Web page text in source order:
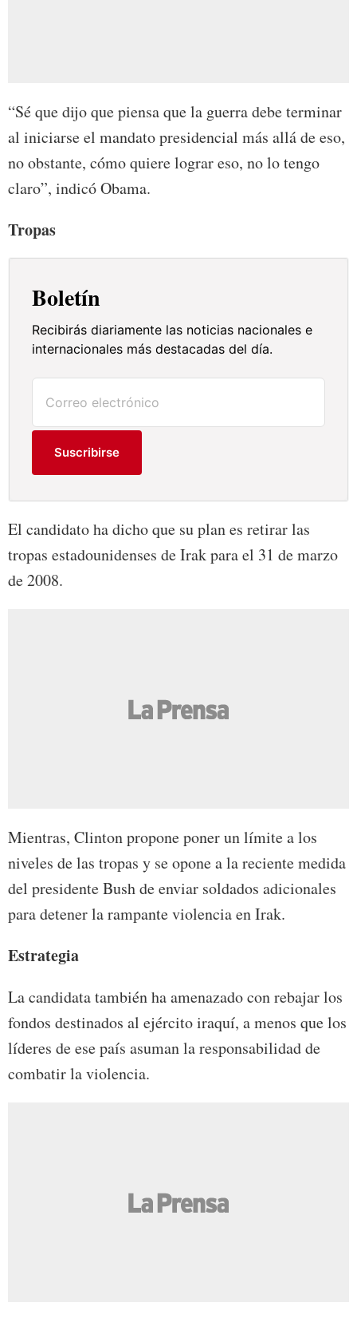
“Sé que dijo que piensa que la guerra debe terminar
al iniciarse el mandato presidencial más allá de eso,
no obstante, cómo quiere lograr eso, no lo tengo
claro”, indicó Obama.
Tropas
Boletín
Recibirás diariamente las noticias nacionales e
internacionales más destacadas del día.
Suscribirse
El candidato ha dicho que su plan es retirar las
tropas estadounidenses de Irak para el 31 de marzo
de 2008.
Mientras, Clinton propone poner un límite a los
niveles de las tropas y se opone a la reciente medida
del presidente Bush de enviar soldados adicionales
para detener la rampante violencia en Irak.
Estrategia
La candidata también ha amenazado con rebajar los
fondos destinados al ejército iraquí, a menos que los
líderes de ese país asuman la responsabilidad de
combatir la violencia.